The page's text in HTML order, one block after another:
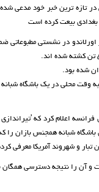
تازه ترین خبر خود مدعی
بغدادی بیعت کرده است
در نشستی مطبوعاتی
به وقت محلی در یک باشگاه
اعلام کرد که
شبانه همجنس بازان را
تبار و شهروند آمریکا معرفی
و آن را نتیجه دسترسی